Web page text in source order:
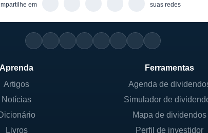
de pesquisa e testes. Essa diversificação nas
e aumentar sua relevância no mercado
embora seu principal foco esteja nos Estados
suas operações para outros países,
por colaborações internacionais é uma
mas também acessar novos mercados para seus
em suas redes
Aprenda
Artigos
Notícias
Livros
Ferramentas
Agenda de
Simulador de
Mapa de dividendos
Perfil de investidor